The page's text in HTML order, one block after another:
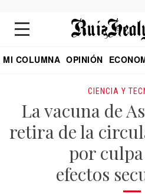
MI COLUMNA OPINIÓN
CIENCIA Y
La vacuna de
retira de la
por
efectos